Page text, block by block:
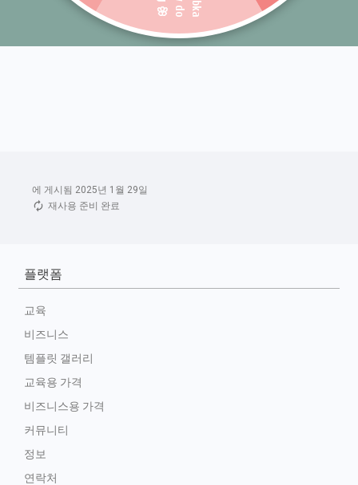
에 게시됨 2025년 1월 29일
재사용 준비 완료
플랫폼
교육
비즈니스
템플릿 갤러리
교육용 가격
비즈니스용 가격
커뮤니티
정보
연락처